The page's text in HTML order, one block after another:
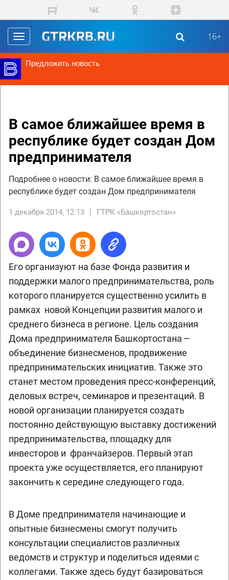
Перейти к основному содержанию
Toggle
navigation
16+
Предложить новость
В самое ближайшее время в
республике будет создан Дом
предпринимателя
Подробнее о новости: В самое ближайшее время в
республике будет создан Дом предпринимателя
1 декабря 2014, 12:13 ГТРК «Башкортостан»
Его организуют на базе Фонда развития и
поддержки малого предпринимательства, роль
которого планируется существенно усилить в
рамках новой Концепции развития малого и
среднего бизнеса в регионе. Цель создания
Дома предпринимателя Башкортостана —
объединение бизнесменов, продвижение
предпринимательских инициатив. Также это
станет местом проведения пресс-конференций,
деловых встреч, семинаров и презентаций. В
новой организации планируется создать
постоянно действующую выставку достижений
предпринимательства, площадку для
инвесторов и франчайзеров. Первый этап
проекта уже осуществляется, его планируют
закончить к середине следующего года.
В Доме предпринимателя начинающие и
опытные бизнесмены смогут получить
консультации специалистов различных
ведомств и структур и поделиться идеями с
коллегами. Также здесь будут базироваться